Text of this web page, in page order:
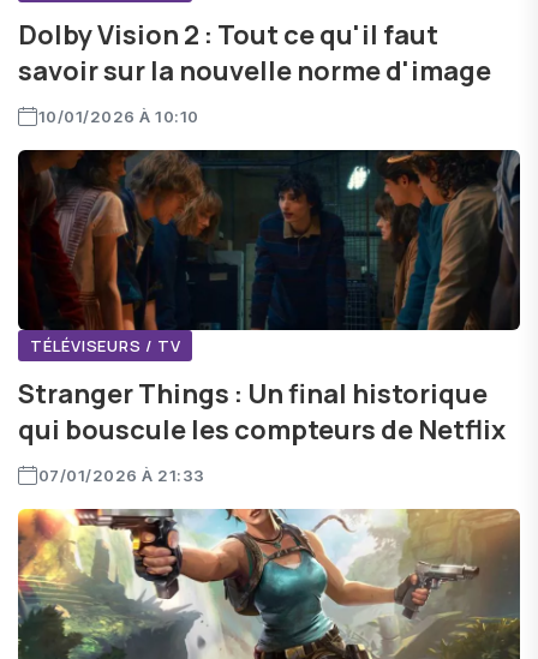
Dolby Vision 2 : Tout ce qu'il faut
savoir sur la nouvelle norme d'image
10/01/2026 À 10:10
TÉLÉVISEURS / TV
Stranger Things : Un final historique
qui bouscule les compteurs de Netflix
07/01/2026 À 21:33